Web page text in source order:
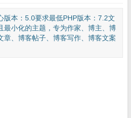
版本：5.0要求最低PHP版本：7.2文
最小化的主题，专为作家、博主、博
章、博客帖子、博客写作、博客文案